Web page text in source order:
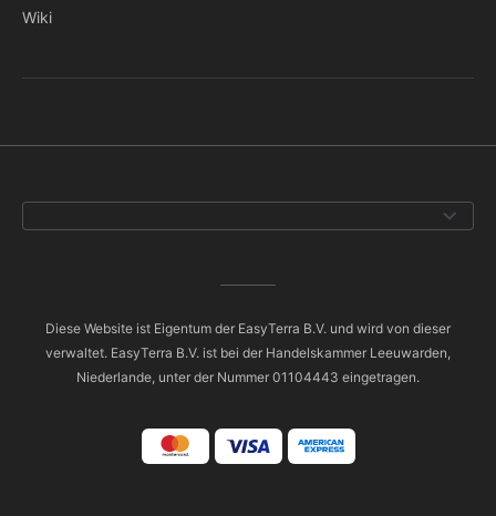
Wiki
Diese Website ist Eigentum der EasyTerra B.V. und wird von dieser
verwaltet. EasyTerra B.V. ist bei der Handelskammer Leeuwarden,
Niederlande, unter der Nummer 01104443 eingetragen.